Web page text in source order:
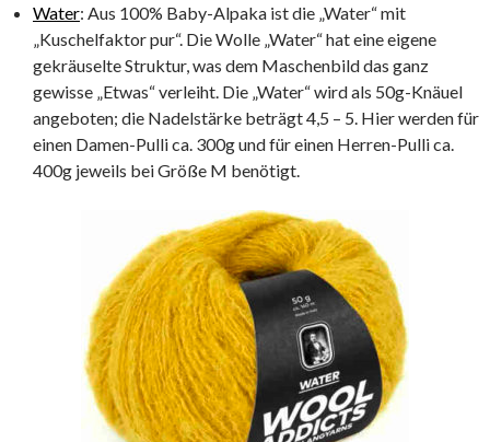
Water: Aus 100% Baby-Alpaka ist die „Water“ mit
„Kuschelfaktor pur“. Die Wolle „Water“ hat eine eigene
gekräuselte Struktur, was dem Maschenbild das ganz
gewisse „Etwas“ verleiht. Die „Water“ wird als 50g-Knäuel
angeboten; die Nadelstärke beträgt 4,5 – 5. Hier werden für
einen Damen-Pulli ca. 300g und für einen Herren-Pulli ca.
400g jeweils bei Größe M benötigt.